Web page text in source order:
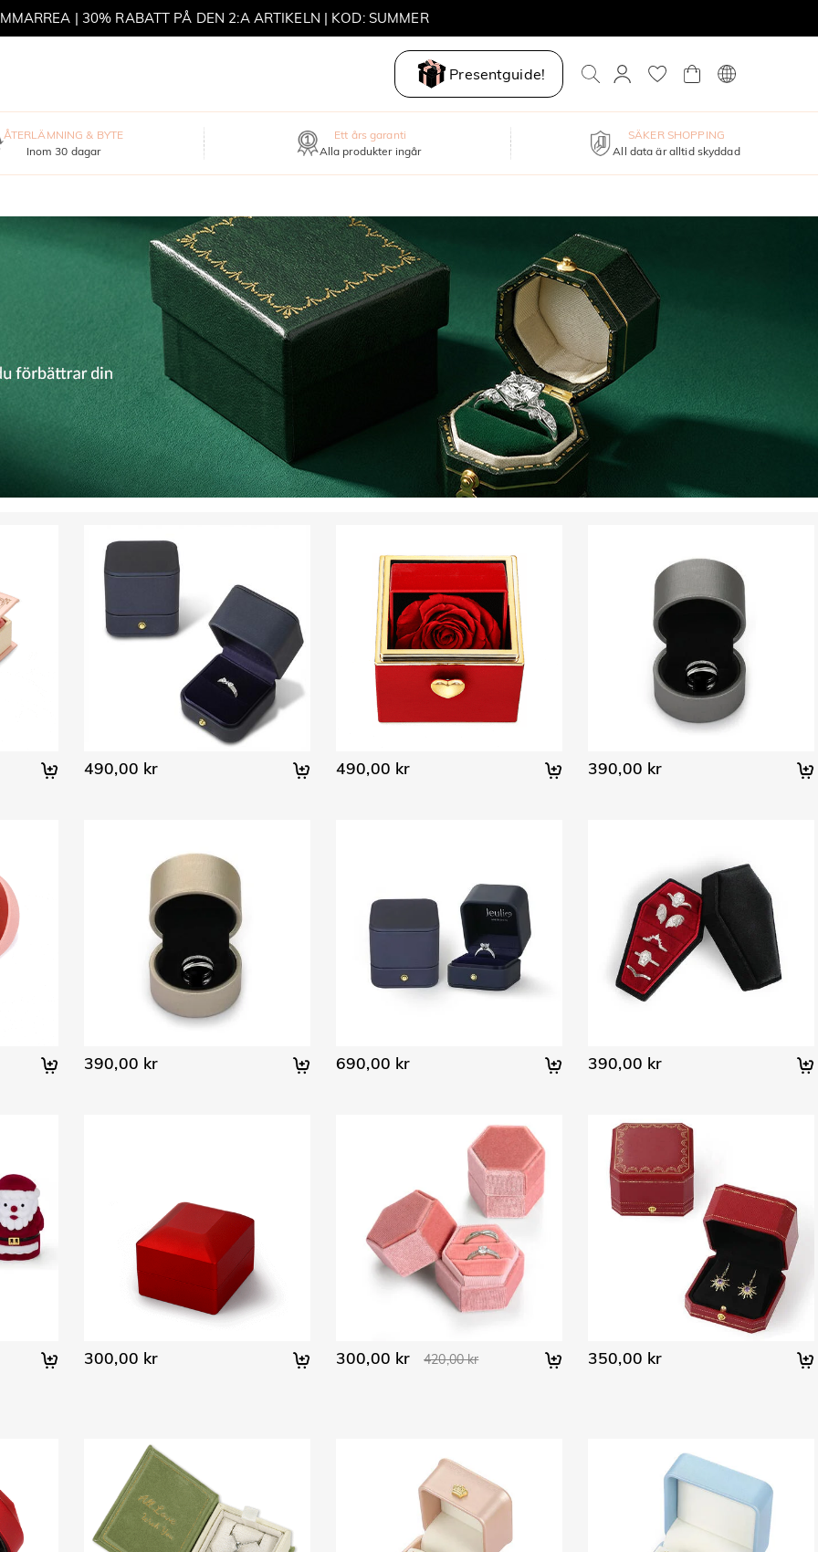
MOVE MY WAY | KÖP 3, FÅ ETT HALSBAND GRATIS
Presentguide!
ÅTERLÄMNING & BYTE
Inom 30 dagar
Ett års garanti
Alla produkter ingår
SÄKER SHOPPING
All data är alltid skyddad
490,00 kr 490,00 kr 390,00 kr
390,00 kr 690,00 kr 390,00 kr
300,00 kr 300,00 kr 420,00 kr 350,00 kr